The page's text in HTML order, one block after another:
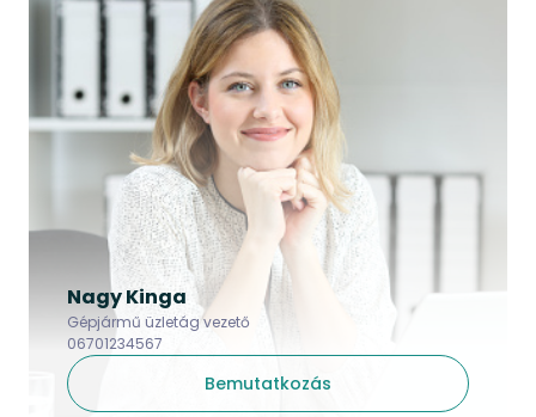
Nagy Kinga
Gépjármű üzletág vezető
06701234567
Bemutatkozás